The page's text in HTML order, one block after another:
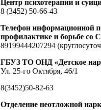
Центр психотерапии и
8 (3452) 50-66-43
Телефон информационной
профилактике и борьбе со
89199444207294
ГБУЗ ТО ОНД «Детское
Ул. 25-го Октября, 46/1
8(3452)50-82-63
Отделение неотложной